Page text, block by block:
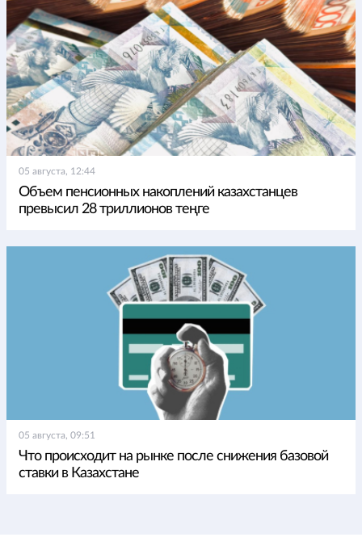
05 августа, 12:44
Объем пенсионных накоплений казахстанцев
превысил 28 триллионов теңге
05 августа, 09:51
Что происходит на рынке после снижения базовой
ставки в Казахстане